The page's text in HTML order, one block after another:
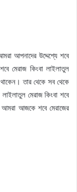
আপনাদের উদ্দেশ্যে শবে
মেরাজ কিংবা লাইলাতুল
তার থেকে সব থেকে
মেরাজ কিংবা শবে
আজকে শবে মেরাজের